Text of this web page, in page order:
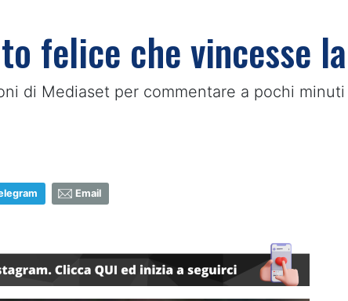
felice che vincesse
di Mediaset per commentare a pochi
Email